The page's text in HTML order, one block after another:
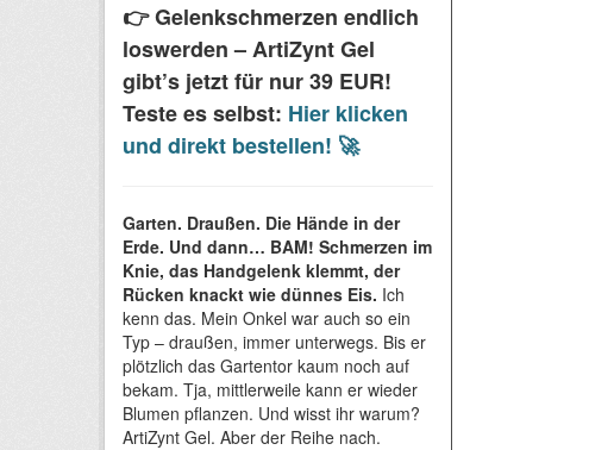
👉 Gelenkschmerzen endlich
loswerden – ArtiZynt Gel
gibt’s jetzt für nur39 EUR!
Teste es selbst: Hier klicken
und direkt bestellen! 🚀
Garten. Draußen. Die Hände in der
Erde. Und dann… BAM! Schmerzen im
Knie, das Handgelenk klemmt, der
Rücken knackt wie dünnes Eis. Ich
kenn das. Mein Onkel war auch so ein
Typ – draußen, immer unterwegs. Bis er
plötzlich das Gartentor kaum noch auf
bekam. Tja, mittlerweile kann er wieder
Blumen pflanzen. Und wisst ihr warum?
ArtiZynt Gel. Aber der Reihe nach.